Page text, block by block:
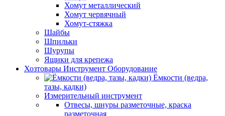
Хомут металлический
Хомут червячный
Хомут-стяжка
Шайбы
Шпильки
Шурупы
Ящики для крепежа
Хозтовары Инструмент Оборудование
Ёмкости (ведра,
тазы, кадки)
Измерительный инструмент
Отвесы, шнуры разметочные, краска
разметочная